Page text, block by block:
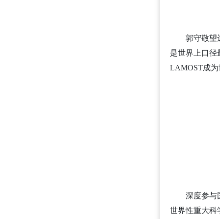
郭守敬望
是世界上口径
LAMOST成
深度参与
世界性重大科